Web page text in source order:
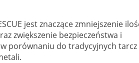
jest znaczące zmniejszenie
zwiększenie bezpieczeństwa i
porównaniu do tradycyjnych tarcz